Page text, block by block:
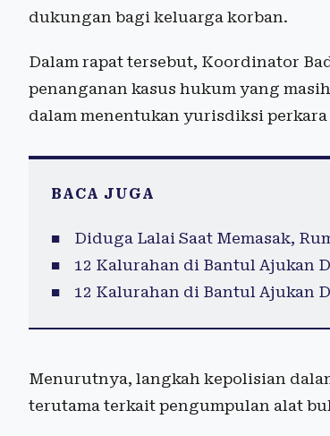
dukungan bagi keluarga korban.
Dalam rapat tersebut, Koordinator
penanganan kasus hukum yang
dalam menentukan yurisdiksi
BACA JUGA
Diduga Lalai Saat Memasak,
12 Kalurahan di Bantul Ajukan
12 Kalurahan di Bantul Ajukan
Menurutnya, langkah kepolisian
terutama terkait pengumpulan alat